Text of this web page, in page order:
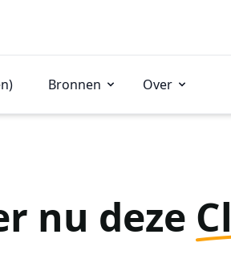
Bronnen Over
nu deze